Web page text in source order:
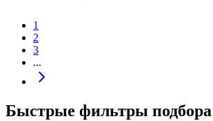
1
2
3
...
Быстрые фильтры